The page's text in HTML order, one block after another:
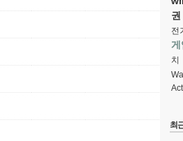
권
전
게
치
최